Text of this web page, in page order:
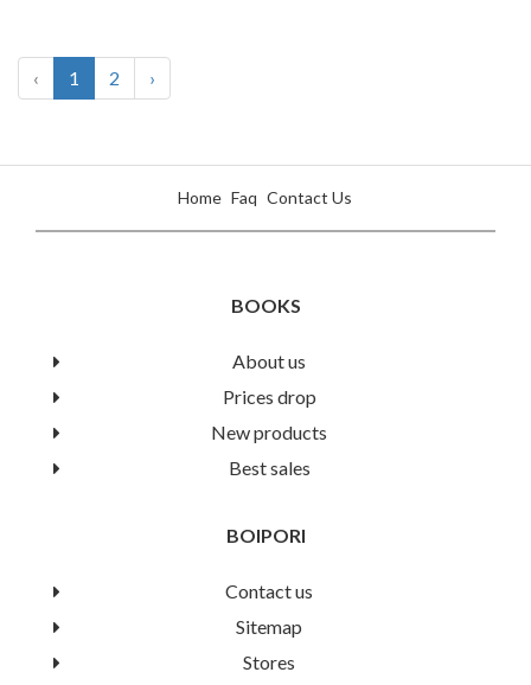
যারা অখণ্ড পাকিস্তানের চেতনার কফিনে সর্বশেষ পেরেক পুঁতে দিয়ে পঁচিশে মার্চের
ভয়াল রাতের ঘটনা ঘটায় এবং সেই নিষ্ঠুরতা পুরো নয় মাস বজায় রাখে, একটি
গণতান্ত্রিক অর্জনের ফলকে নস্যাৎ করে দিয়ে দেশের এক অংশে নির্বিচারে গণহত্যা,
প্রেক্ষাপটে, কেন এমনটি করেছিল, একাত্তরের ঘটনাবলীকে তারা তখন কীভাবে
শুনেছি। পাকিস্তানীদের কাছ থেকেও এসব বিষয়ে কোন খোলামেলা বক্তব্য বা
বাহিনীর কর্মকান্ড ও তার পরাজয়কে ঘিরে আবর্তিত এবং পাকিস্তানী সমাজজীবন সামরিক
বাহিনীর সঙ্গে সংশ্লিষ্ট বিষয়ে স্পষ্টভাবে নিজস্ব মতামত প্রকাশ করার মত স্বাধীনতা
‹ 1 2 ›
Home Faq Contact Us
BOOKS
About us
Prices drop
New products
Best sales
BOIPORI
Contact us
Sitemap
Stores